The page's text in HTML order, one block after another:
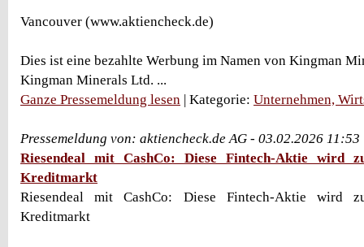
Vancouver (www.aktiencheck.de)
Dies ist eine bezahlte Werbung im Namen von Kingman
Kingman Minerals Ltd. ...
Ganze Pressemeldung lesen | Kategorie: Unternehmen,
Pressemeldung von: aktiencheck.de AG - 03.02.2026
Riesendeal mit CashCo: Diese Fintech-Aktie wird
Kreditmarkt
Riesendeal mit CashCo: Diese Fintech-Aktie wird
Kreditmarkt